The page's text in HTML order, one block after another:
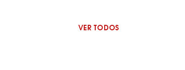
VER TODOS